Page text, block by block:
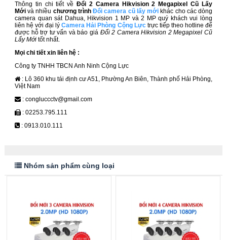
Thông tin chi tiết vềĐổi 2 Camera Hikvision 2 Megapixel Cũ Lấy
Mớivà nhiều chương trìnhĐổi camera cũ lấy mới khác cho các dòng
camera quan sát Dahua, Hikvision 1 MP và 2 MP quý khách vui lòng
liên hệ với đại lýCamera Hải Phòng Cộng Lực trực tiếp theo hotline để
được hỗ trợ tư vấn và báo giáĐổi 2 Camera Hikvision 2 Megapixel Cũ
Lấy Mới tốt nhất.
Mọi chi tiết xin liên hệ :
Công ty TNHH TBCN Anh Ninh Cộng Lực
: Lô 360 khu tái định cư A51, Phường An Biên, Thành phố Hải Phòng,
Việt Nam
: congluccctv@gmail.com
: 02253.795.111
: 0913.010.111
Nhóm sản phẩm cùng loại